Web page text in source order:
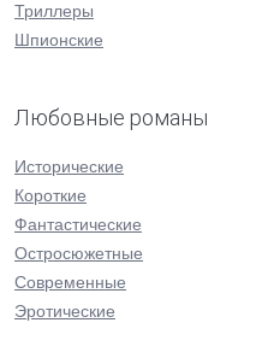
Триллеры
Шпионские
Любовные романы
Исторические
Короткие
Фантастические
Остросюжетные
Современные
Эротические